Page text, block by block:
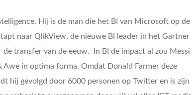
Hij is de man die het BI van Microsoft op de
naar QlikView, de nieuwe BI leader in het Gartner
transfer van de eeuw. In BI de impact al zou Messi
Awe in optima forma. Omdat Donald Farmer deze
hij gevolgd door 6000 personen op Twitter en is zijn